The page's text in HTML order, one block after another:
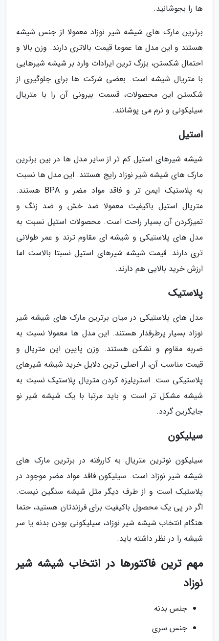
ها را بجوشانید.
برترین مارک های شیشه شیر نوزاد معمولا از جنس شیشه
هستند و این مدل ها عموما قیمت بالاتری دارند. وزن بالا و
احتمال شکستن، بزرگ ترین ایرادات وارد بر شیشه شیرهایی
با متریال شیشه است. بعضی شرکت ها برای جلوگیری از
شکستن این محصولات، قسمت بیرونی آن را با متریال
سیلیکونی و نرم می پوشانند.
استیل
شیشه شیرهای استیل کم تر از سایر مدل ها در بین برترین
مارک های شیشه شیر نوزاد رایج هستند. این مدل ها نسبت
به پلاستیک ایمن تر و فاقد مواد مضر و BPA هستند.
متریال استیل باکیفیت معمولا ضد خش و ضد زنگ و
تمیزکردن آن بسیار راحت است. محصولات استیل نسبت به
مدل های پلاستیکی و شیشه ای مقاوم ترند و عمر طولانی
تری دارند. قیمت شیشه شیرهای استیل نسبتا بالاست اما
ارزش خرید بالایی هم دارند.
پلاستیک
مدل های پلاستیکی در میان برترین مارک های شیشه شیر
نوزاد بسیار پرطرفدار هستند. این مدل ها معمولا نسبت به
ضربه مقاوم و نشکن هستند. وزن پایین این متریال و
قیمت مناسب آن، از اصلی ترین دلایل خرید شیشه شیرهای
پلاستیکی ست. استریلیزه کردن متریال پلاستیک نسبت به
شیشه مشکل تر است و باید مرتبا با یک شیشه شیر نو
جایگزین گردد.
سیلیکون
سیلیکون نوترین متریال به کاررفته در برترین مارک های
شیشه شیر نوزاد است. سیلیکون فاقد مواد مضر موجود در
پلاستیک است و از طرف دیگر مثل شیشه سنگین نیست.
اگر در پی یک محصول باکیفیت برای فرزندتان هستید، حتما
هنگام انتخاب شیشه شیر نوزاد، سیلیکونی بودن بدنه یا سر
شیشه را در نظر داشته باید.
مهم ترین فاکتورها در انتخاب شیشه شیر
نوزاد
جنس بدنه
جنس سری